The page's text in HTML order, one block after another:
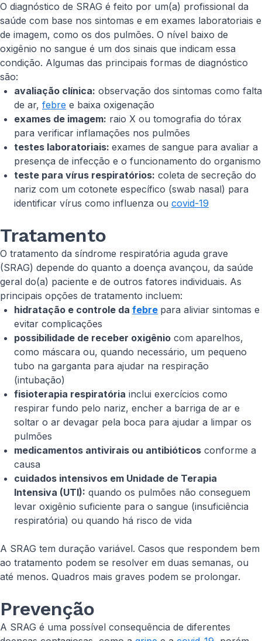
O diagnóstico de SRAG é feito por um(a) profissional da
saúde com base nos sintomas e em exames laboratoriais e
de imagem, como os dos pulmões. O nível baixo de
oxigênio no sangue é um dos sinais que indicam essa
condição. Algumas das principais formas de diagnóstico
são:
avaliação clínica: observação dos sintomas como falta
de ar, febre e baixa oxigenação
exames de imagem: raio X ou tomografia do tórax
para verificar inflamações nos pulmões
testes laboratoriais: exames de sangue para avaliar a
presença de infecção e o funcionamento do organismo
teste para vírus respiratórios: coleta de secreção do
nariz com um cotonete específico (swab nasal) para
identificar vírus como influenza ou covid-19
Tratamento
O tratamento da síndrome respiratória aguda grave
(SRAG) depende do quanto a doença avançou, da saúde
geral do(a) paciente e de outros fatores individuais. As
principais opções de tratamento incluem:
hidratação e controle da febre para aliviar sintomas e
evitar complicações
possibilidade de receber oxigênio com aparelhos,
como máscara ou, quando necessário, um pequeno
tubo na garganta para ajudar na respiração
(intubação)
fisioterapia respiratória inclui exercícios como
respirar fundo pelo nariz, encher a barriga de ar e
soltar o ar devagar pela boca para ajudar a limpar os
pulmões
medicamentos antivirais ou antibióticos conforme a
causa
cuidados intensivos em Unidade de Terapia
Intensiva (UTI): quando os pulmões não conseguem
levar oxigênio suficiente para o sangue (insuficiência
respiratória) ou quando há risco de vida
A SRAG tem duração variável. Casos que respondem bem
ao tratamento podem se resolver em duas semanas, ou
até menos. Quadros mais graves podem se prolongar.
Prevenção
A SRAG é uma possível consequência de diferentes